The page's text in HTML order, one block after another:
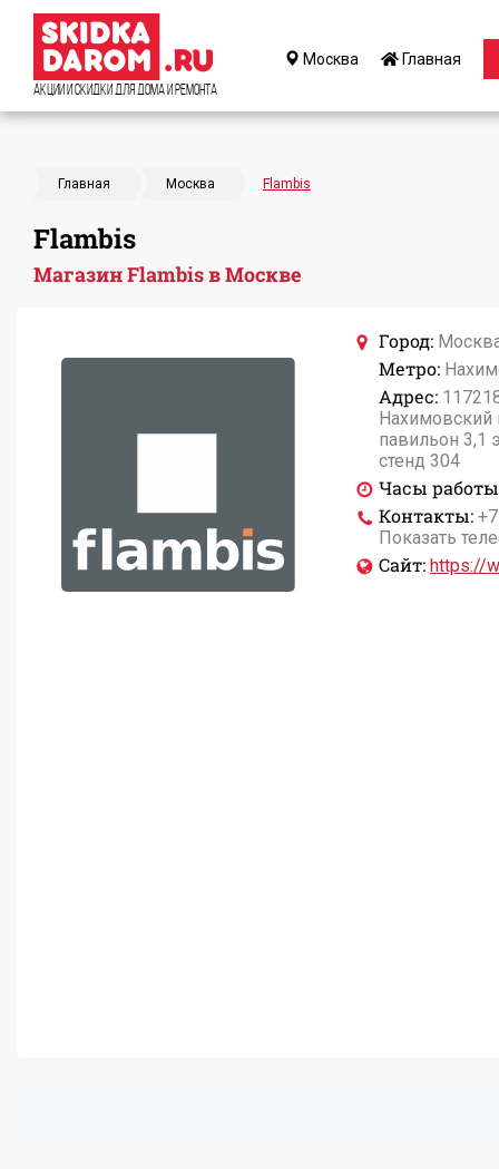
Акции и Скидки для дома и ремонта
Москва Главная
Главная Москва Flambis
Flambis
Магазин Flambis в Москве
Город:
Метро:
Адрес:
Нахимовский
павильон 3,1
стенд 304
Часы
Контакты:
Показать
Сайт: https://